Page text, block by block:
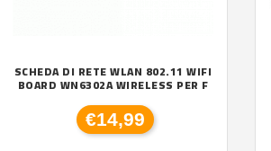
SCHEDA DI RETE WLAN 802.11 WIFI
BOARD WN6302A WIRELESS PER F
€14,99